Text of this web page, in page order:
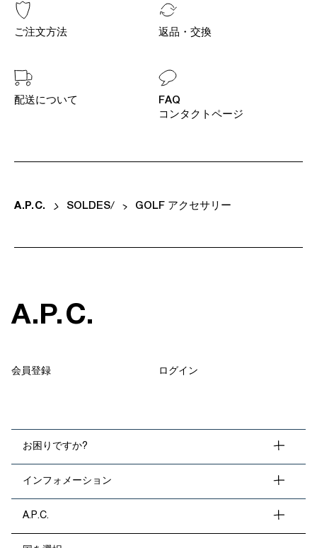
ご注文方法 返品・交換
配送について
FAQ
コンタクトページ
A. P. C. SOLDES GOLF アクセサリー
A.P.C.
会員登録 ログイン
お困りですか?
インフォメーション
A.P.C.